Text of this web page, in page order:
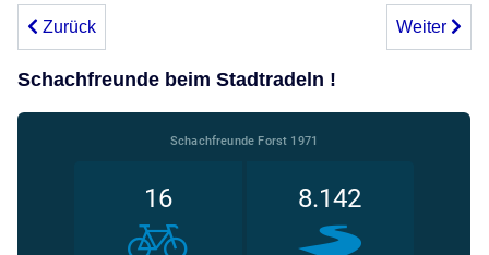
Vorheriger Beitrag: Forst 2 startet mit einem Sieg in die
Zurück Nächster
Weiter
Schachfreunde beim Stadtradeln !